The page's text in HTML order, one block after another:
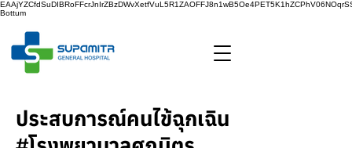
Bottum
ประสบการณ์คนไข้ฉุกเฉิน